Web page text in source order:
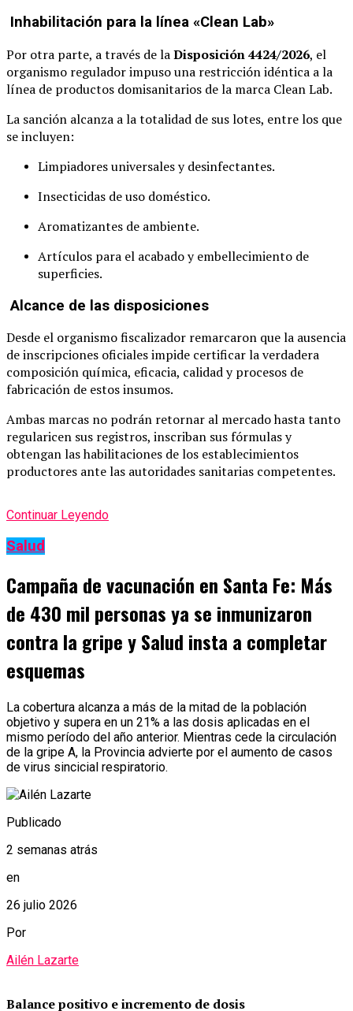
Inhabilitación para la línea «Clean Lab»
Por otra parte, a través de laDisposición 4424/2026, el
organismo regulador impuso una restricción idéntica a la
línea de productos domisanitarios de la marca Clean Lab.
La sanción alcanza a la totalidad de sus lotes, entre los que
se incluyen:
Limpiadores universales y desinfectantes.
Insecticidas de uso doméstico.
Aromatizantes de ambiente.
Artículos para el acabado y embellecimiento de
superficies.
Alcance de las disposiciones
Desde el organismo fiscalizador remarcaron que la ausencia
de inscripciones oficiales impide certificar la verdadera
composición química, eficacia, calidad y procesos de
fabricación de estos insumos.
Ambas marcas no podrán retornar al mercado hasta tanto
regularicen sus registros, inscriban sus fórmulas y
obtengan las habilitaciones de los establecimientos
productores ante las autoridades sanitarias competentes.
Continuar Leyendo
Salud
Campaña de vacunación en Santa Fe: Más
de 430 mil personas ya se inmunizaron
contra la gripe y Salud insta a completar
esquemas
La cobertura alcanza a más de la mitad de la población
objetivo y supera en un 21% a las dosis aplicadas en el
mismo período del año anterior. Mientras cede la circulación
de la gripe A, la Provincia advierte por el aumento de casos
de virus sincicial respiratorio.
Publicado
2 semanas atrás
en
26 julio 2026
Por
Ailén Lazarte
Balance positivo e incremento de dosis